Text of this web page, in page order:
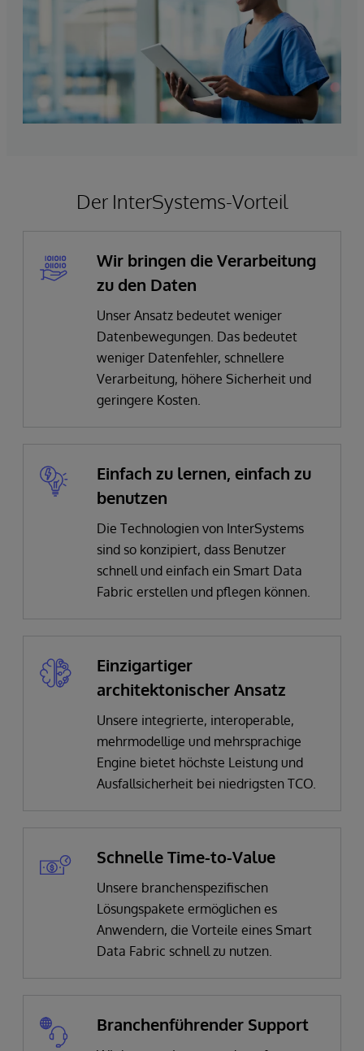
Der InterSystems-Vorteil
Wir bringen die Verarbeitung
zu den Daten
Unser Ansatz bedeutet weniger
Datenbewegungen. Das bedeutet
weniger Datenfehler, schnellere
Verarbeitung, höhere Sicherheit und
geringere Kosten.
Einfach zu lernen, einfach zu
benutzen
Die Technologien von InterSystems
sind so konzipiert, dass Benutzer
schnell und einfach ein Smart Data
Fabric erstellen und pflegen können.
Einzigartiger
architektonischer Ansatz
Unsere integrierte, interoperable,
mehrmodellige und mehrsprachige
Engine bietet höchste Leistung und
Ausfallsicherheit bei niedrigsten TCO.
Schnelle Time-to-Value
Unsere branchenspezifischen
Lösungspakete ermöglichen es
Anwendern, die Vorteile eines Smart
Data Fabric schnell zu nutzen.
Branchenführender Support